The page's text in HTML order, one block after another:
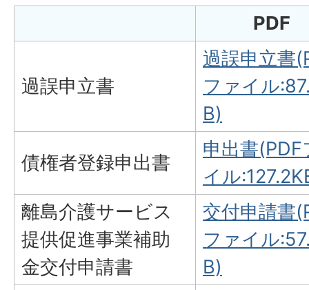
PDF
過誤申立書
過誤申立書
ファイル
B)
債権者登録申出書
申出書(PDF
イル
離島介護サービス
提供促進事業補助
金交付申請書
交付申請書
ファイル
B)